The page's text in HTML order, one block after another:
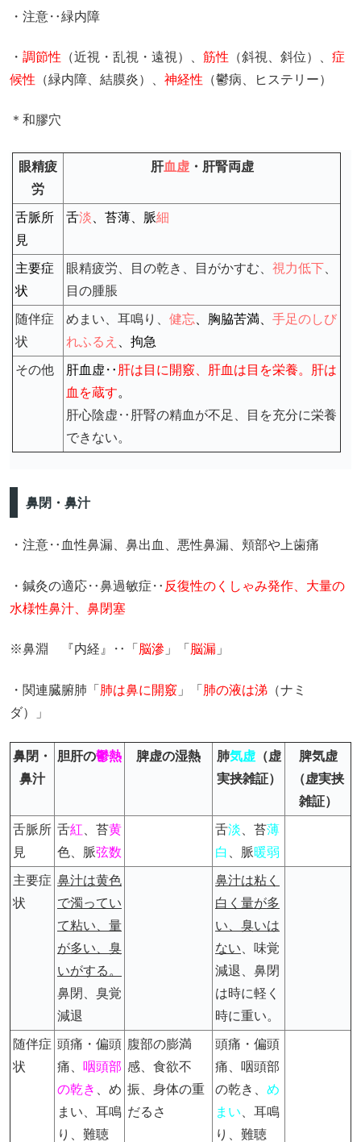
・注意‥緑内障
・ 調節性 （近視・乱視・遠視）、 筋性 （斜視、斜位）、 症
候性 （緑内障、結膜炎）、 神経性 （鬱病、ヒステリー）
＊和膠穴
眼精疲
労
肝血虚・肝腎両虚
舌脈所
見
舌淡 、苔薄、脈細
主要症
状
眼精疲労、目の乾き、目がかすむ、 視力低下
目の腫脹
随伴症
状
めまい、耳鳴り、 健忘 、胸脇苦満、 手足のしび
れふるえ
、拘急
その他 肝血虚‥ 肝は目に開竅、肝血は目を栄養。肝は
血を蔵す。
肝心陰虚‥肝腎の精血が不足、目を充分に栄養
できない。
鼻閉・鼻汁
・注意‥血性鼻漏、鼻出血、悪性鼻漏、頬部や上歯痛
・鍼灸の適応‥鼻過敏症 ‥ 反復性のくしゃみ発作、大量の
水様性鼻汁、鼻閉塞
※鼻淵 『内経』‥「 脳滲 」「 脳漏 」
・関連臓腑肺「 肺は鼻に開竅 」「 肺の液は涕 （ナミ
ダ）」
鼻閉・
鼻汁
胆肝の鬱熱 脾虚の湿熱 肺気虚（虚
実挟雑証）
脾気虚
（虚実挟
雑証）
舌脈所
見
舌紅 、苔黄
色、脈弦数
舌淡 、苔薄
白
、脈暖弱
主要症
状
鼻汁は黄色
で濁ってい
て粘い、量
が多い、臭
いがする。
鼻閉、臭覚
減退
鼻汁は粘く
白く量が多
い、臭いは
ない 、味覚
減退、鼻閉
は時に軽く
時に重い。
随伴症
状
頭痛・偏頭
痛、 咽頭部
の乾き
、め
まい、耳鳴
り、難聴
腹部の膨満
感、食欲不
振、身体の重
だるさ
頭痛・偏頭
痛、咽頭部
の乾き、 め
まい 、耳鳴
り、難聴